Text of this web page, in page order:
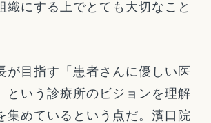
織にする上でとても大切なこと
が目指す「患者さんに優しい医
という診療所のビジョンを理解
集めているという点だ。濱口院